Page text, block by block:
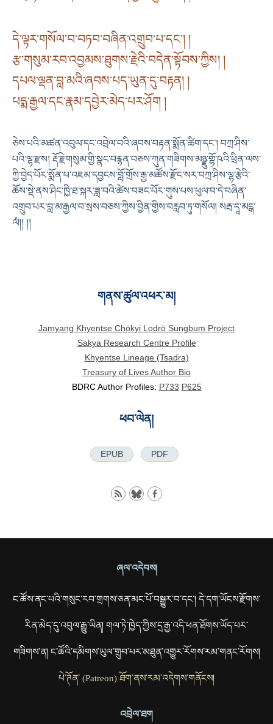
དེ་ལྟར་གསོལ་བ་བཏབ་བཞིན་འགྲུབ་པ་དང་། །
རྩ་གསུམ་རབ་འབྱམས་ཐུགས་རྗེའི་བདེན་སྟོབས་ཀྱིས། །
དཔལ་ལྡན་བླ་མའི་ཞབས་པད་ཡུན་དུ་བརྟན། །
པདྨ་རྒྱལ་དང་རྣམ་དབྱེར་མེད་པར་ཤོག །
ཅེས་པའི་མཚན་འབུལ་དང་འབྲེལ་བའི་ཞབས་བརྟན་སྨོན་ཚིག་དང་། བཀྲ་ཤིས་
པའི་ལྷ་རྫས། རྡོ་རྗེ་གསུམ་གྱི་སྣང་བརྙན་བཅས་ཀུན་གཟིགས་མཉྫུ་གྷོ་ཥའི་ཕྲིན་ལས་
ཀྱི་བྱེད་པོར་སྨོན་པ་འཇམ་དབྱངས་བློ་གྲོས་རྒྱ་མཚོས་རྫོང་སར་བཀྲ་ཤིས་ལྷ་རྩེའི་
ཆོས་སྡེ་ནས་ཤིང་ཁྱི་ཐ་སྐར་ཟླ་བའི་ཚེས་བཟང་པོར་གུས་པས་ཕུལ་བ་དེ་བཞིན་
འགྲུབ་པར་བླ་མ་རྒྱལ་བ་སྲས་བཅས་ཀྱིས་བྱིན་གྱིས་བརླབ་ཏུ་གསོལ། སརྦ་དཱ་མངྒ་
ལཾ།། །།
གནས་ཚུལ་འཕར་མ།
Jamyang Khyentse Chökyi Lodrö Sungbum Project
Sakya Research Centre Profile
Khyentse Lineage (Tsadra)
Treasury of Lives Author Bio
BDRC Author Profiles: P733 P625
ཕབ་ལེན།
EPUB PDF
ཞལ་འདེབས།
ང་ཚོས་ནང་པའི་གསུང་རབ་གྲགས་ཅན་མང་པོ་བསྒྱུར་བ་དང་། དེ་དག་ཡོངས་རྫོགས་
རིན་མེད་དུ་འབུལ་རྒྱུ་ཡིན། གལ་ཏེ་ཁྱེད་ཀྱིས་དྲ་རྒྱ་འདི་ཕན་ཐོགས་ཡོད་པར་
གཟིགས་ན། ང་ཚོའི་དམིགས་ཡུལ་གྲུབ་པར་མཐུན་འགྱུར་རོགས་རམ་གནང་རོགས།
པེ་ཊོན་ (Patreon) ཐོག་ནས་རམ་འདེགས་གནོངས།
འབྲེལ་ཐག